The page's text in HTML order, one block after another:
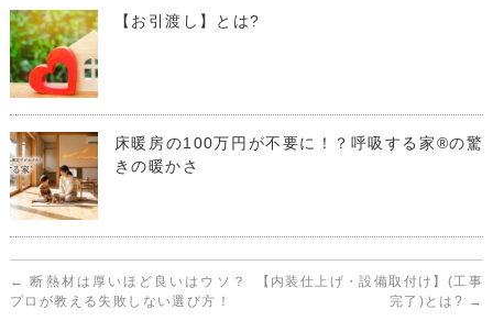
【お引渡し】とは?
床暖房の100万円が不要に！？呼吸する家®の驚
きの暖かさ
← 断熱材は厚いほど良いはウソ？
プロが教える失敗しない選び方！
【内装仕上げ・設備取付け】(工事
完了)とは?
→